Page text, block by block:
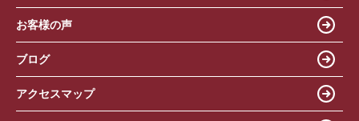
お客様の声
ブログ
アクセスマップ